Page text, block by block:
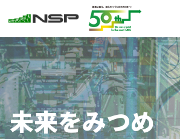
未来をみつめ